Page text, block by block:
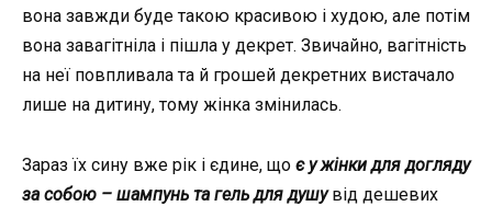
вона завжди буде такою красивою і худою, але потім
вона завагітніла і пішла у декрет. Звичайно, вагітність
на неї повпливала та й грошей декретних вистачало
лише на дитину, тому жінка змінилась.
Зараз їх сину вже рік і єдине, що є у жінки для догляду
за собою – шампунь та гель для душу від дешевих